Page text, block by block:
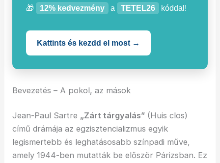
🎁 12% kedvezmény a TETEL26 kóddal!
Kattints és kezdd el most →
Bevezetés – A pokol, az mások
Jean-Paul Sartre „Zárt tárgyalás” (Huis clos)
című drámája az egzisztencializmus egyik
legismertebb és leghatásosabb színpadi műve,
amely 1944-ben mutatták be először Párizsban. Ez